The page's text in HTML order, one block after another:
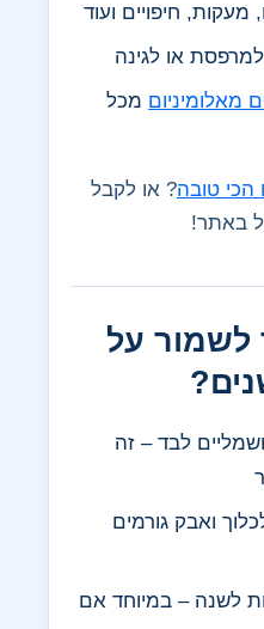
מעקות, חיפויים ועוד
למרפסת או לגינה
מאלומיניום מכל
הכי טובה? או לקבל
באתר!
לשמור על
לבד – זה
ואבק גורמים
לשנה – במיוחד אם